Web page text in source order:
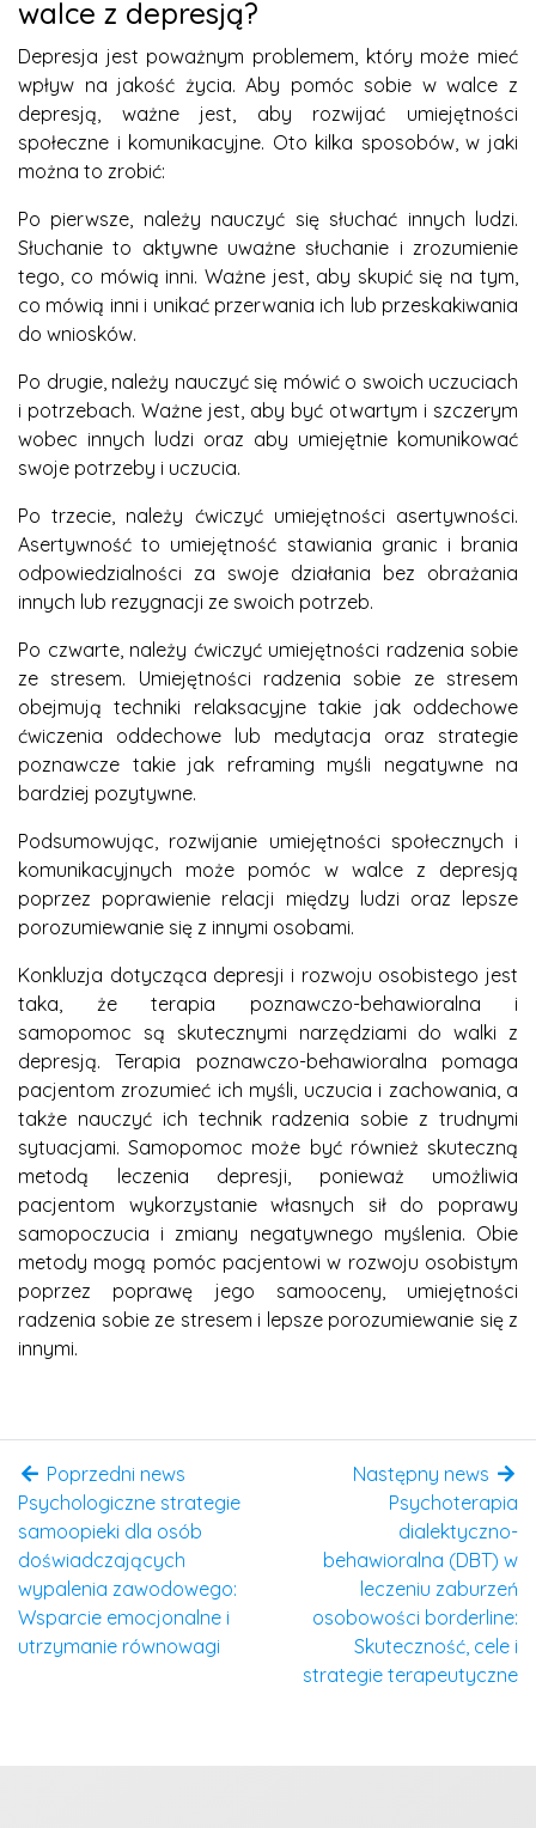
walce z depresją?
Depresja jest poważnym problemem, który może mieć
wpływ na jakość życia. Aby pomóc sobie w walce z
depresją, ważne jest, aby rozwijać umiejętności
społeczne i komunikacyjne. Oto kilka sposobów, w jaki
można to zrobić:
Po pierwsze, należy nauczyć się słuchać innych ludzi.
Słuchanie to aktywne uważne słuchanie i zrozumienie
tego, co mówią inni. Ważne jest, aby skupić się na tym,
co mówią inni i unikać przerwania ich lub przeskakiwania
do wniosków.
Po drugie, należy nauczyć się mówić o swoich uczuciach
i potrzebach. Ważne jest, aby być otwartym i szczerym
wobec innych ludzi oraz aby umiejętnie komunikować
swoje potrzeby i uczucia.
Po trzecie, należy ćwiczyć umiejętności asertywności.
Asertywność to umiejętność stawiania granic i brania
odpowiedzialności za swoje działania bez obrażania
innych lub rezygnacji ze swoich potrzeb.
Po czwarte, należy ćwiczyć umiejętności radzenia sobie
ze stresem. Umiejętności radzenia sobie ze stresem
obejmują techniki relaksacyjne takie jak oddechowe
ćwiczenia oddechowe lub medytacja oraz strategie
poznawcze takie jak reframing myśli negatywne na
bardziej pozytywne.
Podsumowując, rozwijanie umiejętności społecznych i
komunikacyjnych może pomóc w walce z depresją
poprzez poprawienie relacji między ludzi oraz lepsze
porozumiewanie się z innymi osobami.
Konkluzja dotycząca depresji i rozwoju osobistego jest
taka, że terapia poznawczo-behawioralna i
samopomoc są skutecznymi narzędziami do walki z
depresją. Terapia poznawczo-behawioralna pomaga
pacjentom zrozumieć ich myśli, uczucia i zachowania, a
także nauczyć ich technik radzenia sobie z trudnymi
sytuacjami. Samopomoc może być również skuteczną
metodą leczenia depresji, ponieważ umożliwia
pacjentom wykorzystanie własnych sił do poprawy
samopoczucia i zmiany negatywnego myślenia. Obie
metody mogą pomóc pacjentowi w rozwoju osobistym
poprzez poprawę jego samooceny, umiejętności
radzenia sobie ze stresem i lepsze porozumiewanie się z
innymi.
Poprzedni news
Psychologiczne strategie
samoopieki dla osób
doświadczających
wypalenia zawodowego:
Wsparcie emocjonalne i
utrzymanie równowagi
Następny news
Psychoterapia
dialektyczno-
behawioralna (DBT) w
leczeniu zaburzeń
osobowości borderline:
Skuteczność, cele i
strategie terapeutyczne